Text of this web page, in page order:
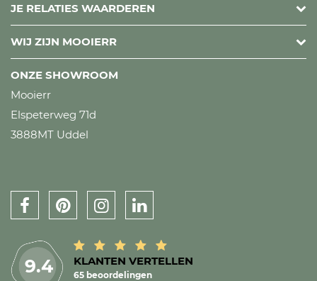
JE RELATIES WAARDEREN
WIJ ZIJN MOOIERR
ONZE SHOWROOM
Mooierr
Elspeterweg 71d
3888MT Uddel
9.4 KLANTEN VERTELLEN
65 beoordelingen